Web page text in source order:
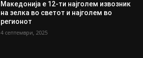
Македонија е 12-ти најголем извозник
на зелка во светот и најголем во
регионот
4 септември, 2025